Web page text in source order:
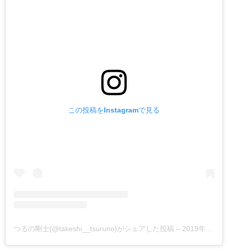
この投稿をInstagramで見る
つるの剛士(@takeshi__tsuruno)がシェアした投稿 – 2019年 7月月7日午前3時05分PDT